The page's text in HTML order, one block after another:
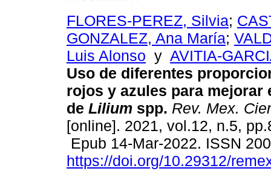
FLORES-PEREZ, Silvia;
GONZALEZ, Ana María;
Luis Alonso y AVITIA-
Uso de diferentes
rojos y azules para mejorar
de Lilium spp. Rev. Mex.
[online]. 2021, vol.12, n.5,
Epub 14-Mar-2022. ISSN
https://doi.org/10.29312/